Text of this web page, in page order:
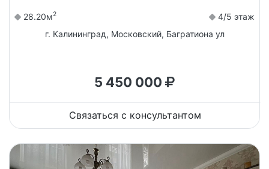
28.20м2
4/5 этаж
г. Калининград, Московский, Багратиона ул
5 450 000
Связаться с консультантом